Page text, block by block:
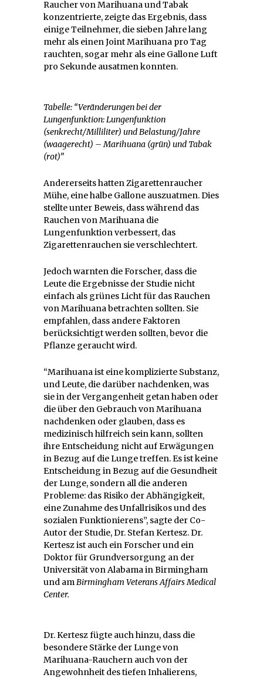
Raucher von Marihuana und Tabak
konzentrierte, zeigte das Ergebnis, dass
einige Teilnehmer, die sieben Jahre lang
mehr als einen Joint Marihuana pro Tag
rauchten, sogar mehr als eine Gallone Luft
pro Sekunde ausatmen konnten.
Tabelle: “Veränderungen bei der
Lungenfunktion: Lungenfunktion
(senkrecht/Milliliter) und Belastung/Jahre
(waagerecht) – Marihuana (grün) und Tabak
(rot)”
Andererseits hatten Zigarettenraucher
Mühe, eine halbe Gallone auszuatmen. Dies
stellte unter Beweis, dass während das
Rauchen von Marihuana die
Lungenfunktion verbessert, das
Zigarettenrauchen sie verschlechtert.
Jedoch warnten die Forscher, dass die
Leute die Ergebnisse der Studie nicht
einfach als grünes Licht für das Rauchen
von Marihuana betrachten sollten. Sie
empfahlen, dass andere Faktoren
berücksichtigt werden sollten, bevor die
Pflanze geraucht wird.
“Marihuana ist eine komplizierte Substanz,
und Leute, die darüber nachdenken, was
sie in der Vergangenheit getan haben oder
die über den Gebrauch von Marihuana
nachdenken oder glauben, dass es
medizinisch hilfreich sein kann, sollten
ihre Entscheidung nicht auf Erwägungen
in Bezug auf die Lunge treffen. Es ist keine
Entscheidung in Bezug auf die Gesundheit
der Lunge, sondern all die anderen
Probleme: das Risiko der Abhängigkeit,
eine Zunahme des Unfallrisikos und des
sozialen Funktionierens”, sagte der Co-
Autor der Studie, Dr. Stefan Kertesz. Dr.
Kertesz ist auch ein Forscher und ein
Doktor für Grundversorgung an der
Universität von Alabama in Birmingham
und amBirmingham Veterans Affairs Medical
Center.
Dr. Kertesz fügte auch hinzu, dass die
besondere Stärke der Lunge von
Marihuana-Rauchern auch von der
Angewohnheit des tiefen Inhalierens,